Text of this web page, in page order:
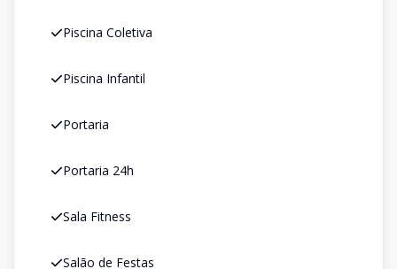
Piscina Coletiva
Piscina Infantil
Portaria
Portaria 24h
Sala Fitness
Salão de Festas